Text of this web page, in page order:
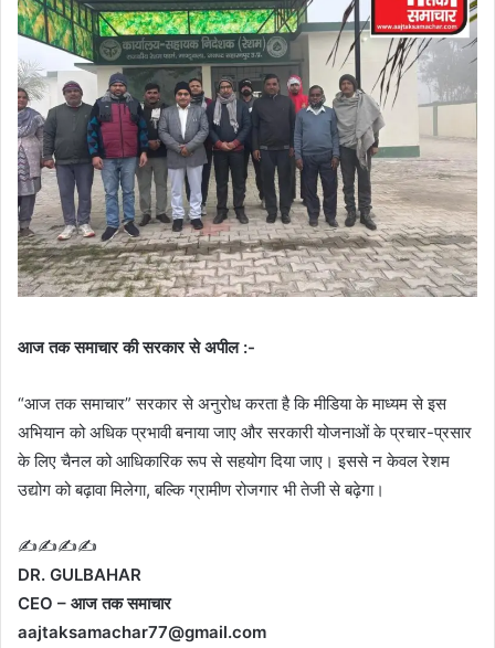
आज तक समाचार की सरकार से अपील :-
“आज तक समाचार” सरकार से अनुरोध करता है कि मीडिया के माध्यम से इस
अभियान को अधिक प्रभावी बनाया जाए और सरकारी योजनाओं के प्रचार-प्रसार
के लिए चैनल को आधिकारिक रूप से सहयोग दिया जाए। इससे न केवल रेशम
उद्योग को बढ़ावा मिलेगा, बल्कि ग्रामीण रोजगार भी तेजी से बढ़ेगा।
✍️✍️✍️✍️
DR. GULBAHAR
CEO – आज तक समाचार
aajtaksamachar77@gmail.com